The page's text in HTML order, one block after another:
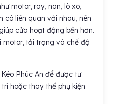
motor, ray, nan, lò xo,
có liên quan với nhau, nên
cửa hoạt động bền hơn.
motor, tải trọng và chế độ
Phúc An để được tư
hoặc thay thế phụ kiện